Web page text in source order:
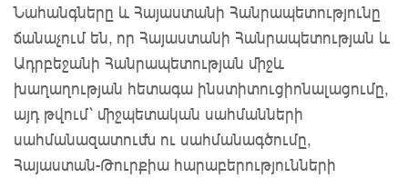
Նահանգները և Հայաստանի Հանրապետությունը
ճանաչում են, որ Հայաստանի Հանրապետության և
Ադրբեջանի Հանրապետության միջև
խաղաղության հետագա ինստիտուցիոնալացումը,
այդ թվում՝ միջպետական սահմանների
սահմանազատումն ու սահմանագծումը,
Հայաստան-Թուրքիա հարաբերությունների